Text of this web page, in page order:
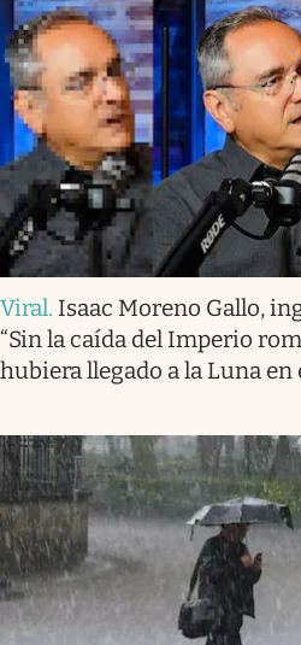
Viral. Isaac Moreno Gallo,
“Sin la caída del Imperio
hubiera llegado a la Luna en